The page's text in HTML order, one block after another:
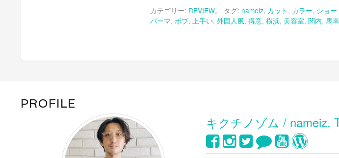
Twitter
共
に
は
ク
Google+
で
共
カテゴリー: REVIEW。 タグ: nameiz, カット , カラー, ショ
パーマ,ボブ,上手い,外国人風,得意,横浜, 美容室,関内,馬
PROFILE
キクチノゾム / nameiz.